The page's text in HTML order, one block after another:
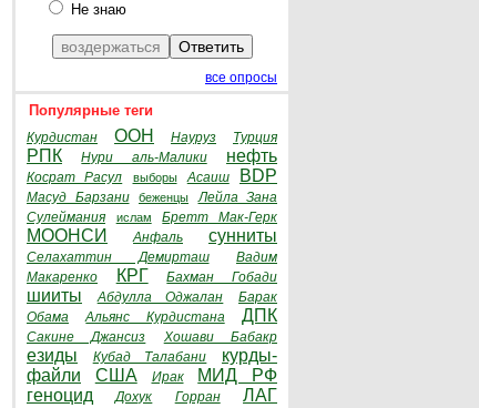
Не знаю
все опросы
Популярные теги
Курдистан ООН Науруз Турция
РПК Нури аль-Малики нефть
Косрат Расул выборы Асаиш BDP
Масуд Барзани беженцы
Лейла Зана
Сулеймания
ислам Бретт Мак-Герк
МООНСИ Анфаль сунниты
Селахаттин Демирташ
Вадим
Макаренко
КРГ Бахман Гобади
шииты Абдулла Оджалан
Барак
Обама
Альянс Курдистана ДПК
Сакине Джансиз Хошави Бабакр
езиды Кубад Талабани
курды-
файли
США Ирак
МИД РФ
геноцид
Дохук Горран ЛАГ